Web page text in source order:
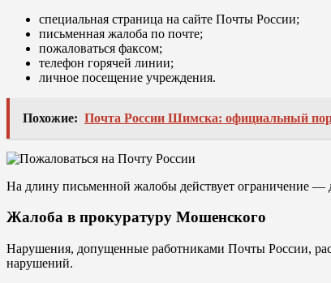
специальная страница на сайте Почты России;
письменная жалоба по почте;
пожаловаться факсом;
телефон горячей линии;
личное посещение учреждения.
Похожие: Почта России Шимска: официальный
На длину письменной жалобы действует ограничение —
Жалоба в прокуратуру Мошенского
Нарушения, допущенные работниками Почты России,
нарушений.